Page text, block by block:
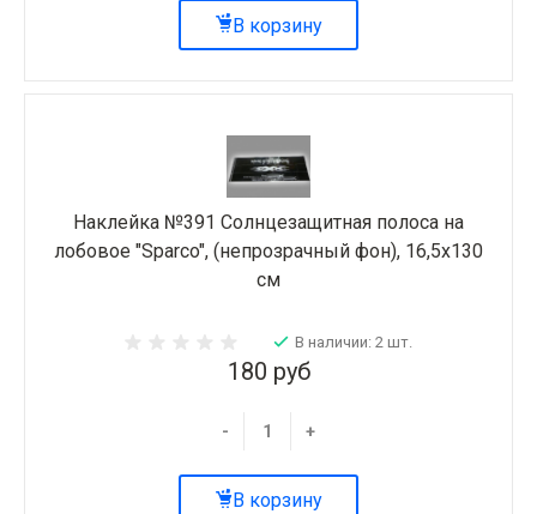
В корзину
Наклейка №391 Солнцезащитная полоса на
лобовое "Sparco", (непрозрачный фон), 16,5х130
см
В наличии: 2 шт.
180 руб
- +
В корзину